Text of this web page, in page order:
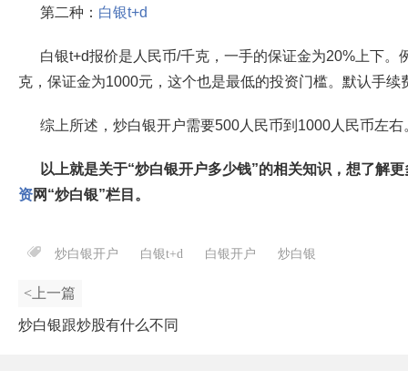
第二种： 白银t+d
白银t+d报价是人民币/千克，一手的保证金为20%上下。
克，保证金为1000元，这个也是最低的投资门槛。默认手续
综上所述，炒白银开户需要500人民币到1000人民币左右
以上就是关于“炒白银开户多少钱”的相关知识，想了解更
资网“炒白银”栏目。
炒白银开户 白银t+d 白银开户 炒白银
<上一篇
炒白银跟炒股有什么不同